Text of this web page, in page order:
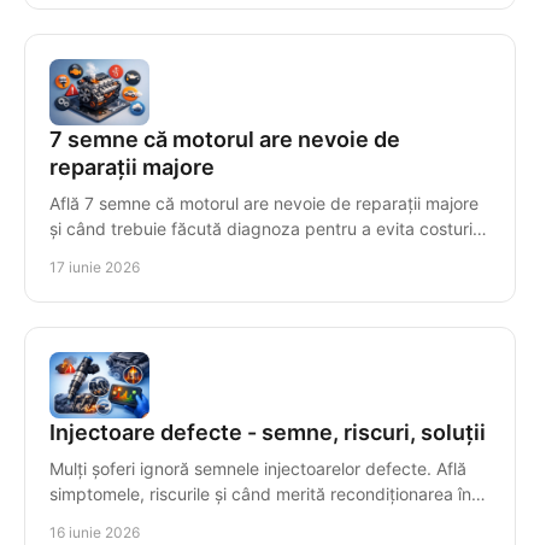
7 semne că motorul are nevoie de
reparații majore
Află 7 semne că motorul are nevoie de reparații majore
și când trebuie făcută diagnoza pentru a evita costuri
17 iunie 2026
Injectoare defecte - semne, riscuri, soluții
Mulți șoferi ignoră semnele injectoarelor defecte. Află
simptomele, riscurile și când merită recondiționarea în
16 iunie 2026